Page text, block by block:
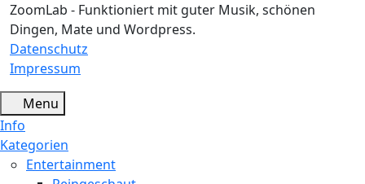
ZoomLab - Funktioniert mit guter Musik, schönen
Dingen, Mate und Wordpress.
Datenschutz
Impressum
Menu
Info
Kategorien
Entertainment